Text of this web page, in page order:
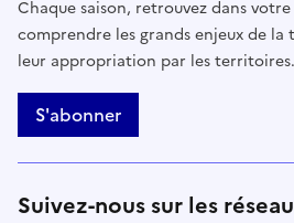
Chaque saison, retrouvez dans
comprendre les grands enjeux de
leur appropriation par les territoires.
S'abonner
Suivez-nous sur les